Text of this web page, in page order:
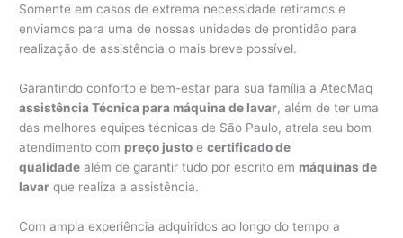
Somente em casos de extrema necessidade retiramos e
enviamos para uma de nossas unidades de prontidão para
realização de assistência o mais breve possível.
Garantindo conforto e bem-estar para sua família a AtecMaq
assistência Técnica para máquina de lavar, além de ter uma
das melhores equipes técnicas de São Paulo, atrela seu bom
atendimento com preço justo ecertificado de
qualidade além de garantir tudo por escrito em máquinas de
lavar que realiza a assistência.
Com ampla experiência adquiridos ao longo do tempo a